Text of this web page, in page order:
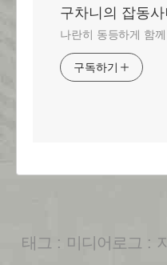
구차니의 잡동
나란히 동등하게 함께
구독하기
태그 : 미디어로그 :